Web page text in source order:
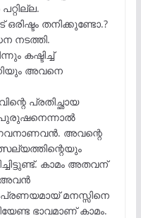
തനിക്കുണ്ടോ.?
നടത്തി.
കഷ്ടിച്ച്
അവനെ
പ്രതിച്ഛായ
പുരുഷനെന്നാൽ
അവന്റെ
കാമം അതവന്
അവൻ
മനസ്സിനെ
ഭാവമാണ് കാമം.